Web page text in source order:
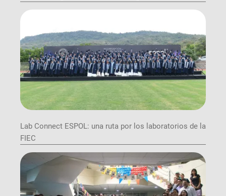
Lab Connect ESPOL: una ruta por los laboratorios de la
FIEC